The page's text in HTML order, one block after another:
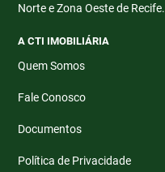
Norte e Zona Oeste de Recife.
A CTI IMOBILIÁRIA
Quem Somos
Fale Conosco
Documentos
Política de Privacidade